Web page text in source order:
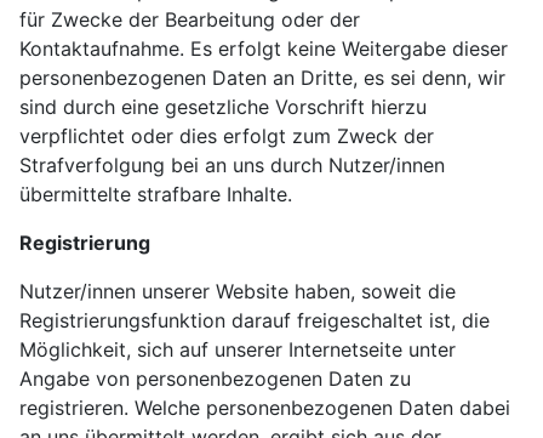
für Zwecke der Bearbeitung oder der
Kontaktaufnahme. Es erfolgt keine Weitergabe dieser
personenbezogenen Daten an Dritte, es sei denn, wir
sind durch eine gesetzliche Vorschrift hierzu
verpflichtet oder dies erfolgt zum Zweck der
Strafverfolgung bei an uns durch Nutzer/innen
übermittelte strafbare Inhalte.
Registrierung
Nutzer/innen unserer Website haben, soweit die
Registrierungsfunktion darauf freigeschaltet ist, die
Möglichkeit, sich auf unserer Internetseite unter
Angabe von personenbezogenen Daten zu
registrieren. Welche personenbezogenen Daten dabei